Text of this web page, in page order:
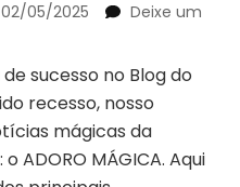
02/05/2025
Deixe um
sucesso no Blog do
recesso, nosso
mágicas da
ADORO MÁGICA. Aqui